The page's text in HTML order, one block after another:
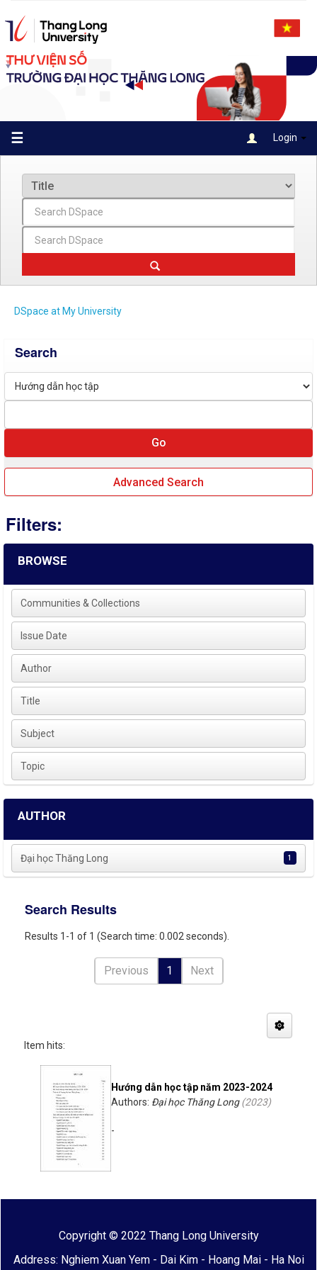
navigation
☰ Login
DSpace at My University
Search
Advanced Search
Filters:
BROWSE
Communities & Collections
Issue Date
Author
Title
Subject
Topic
AUTHOR
Đại học Thăng Long 1
Search Results
Results 1-1 of 1 (Search time: 0.002 seconds).
Previous 1 Next
Item hits:
Hướng dẫn học tập năm 2023-2024
Authors: Đại học Thăng Long(2023)
-
Copyright © 2022 Thang Long University
Address: Nghiem Xuan Yem - Dai Kim - Hoang Mai - Ha Noi